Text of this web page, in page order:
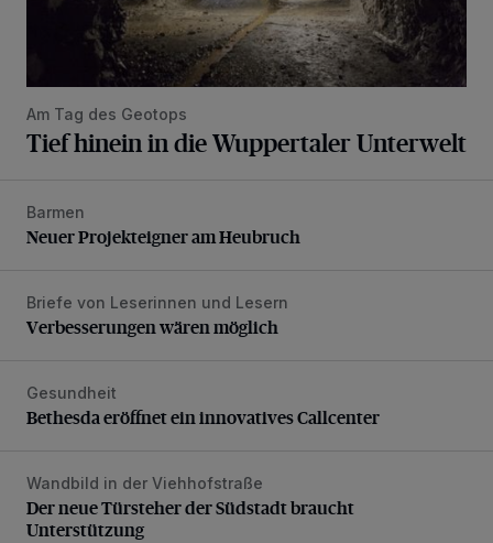
Am Tag des Geotops
Tief hinein in die Wuppertaler Unterwelt
Neuer Projekteigner am Heubruch
Barmen
Neuer Projekteigner am Heubruch
Verbesserungen wären möglich
Briefe von Leserinnen und Lesern
Verbesserungen wären möglich
Bethesda eröffnet ein innovatives Callcenter
Gesundheit
Bethesda eröffnet ein innovatives Callcenter
Der neue Türsteher der Südstadt braucht Unterstützung
Wandbild in der Viehhofstraße
Der neue Türsteher der Südstadt braucht
Unterstützung